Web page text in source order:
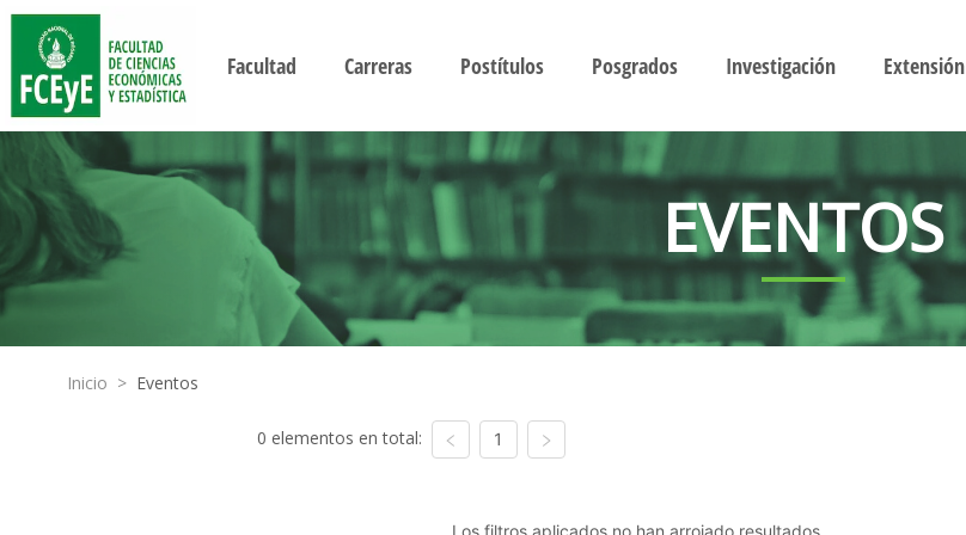
Facultad Carreras Postítulos Posgrados Investigación Extensión
EVENTOS
Inicio > Eventos
0 elementos en total: 1
Los filtros aplicados no han arrojado resultados